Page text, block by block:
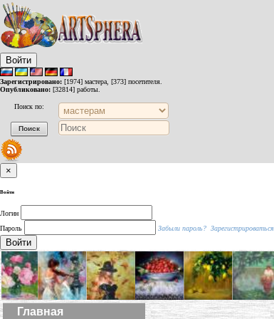
Войти
Зарегистрировано: [1974] мастера, [373] посетителя.
Опубликовано: [32814] работы.
Поиск по:
×
Войти
Логин
Пароль
Забыли пароль? Зарегистрироваться
Войти
Главная